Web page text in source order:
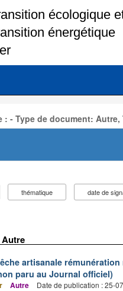
: - Type de document:
thématique
date de
Autre
artisanale
paru au Journal officiel)
Autre Date de publication : 25-